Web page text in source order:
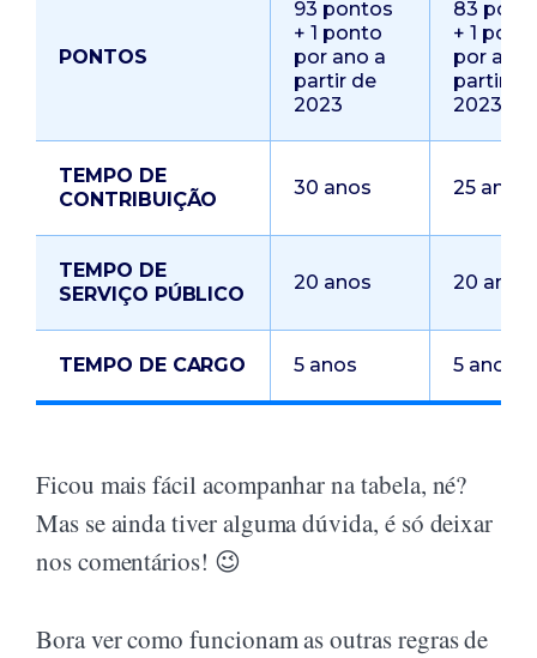
PONTOS
93 pontos
+ 1 ponto
por ano a
partir de
2023
83
+ 1
por ano
partir de
2023
TEMPO DE
CONTRIBUIÇÃO
30 anos 25 anos
TEMPO DE
SERVIÇO PÚBLICO
20 anos 20 anos
TEMPO DE CARGO 5 anos 5 anos
Ficou mais fácil acompanhar na tabela, né?
Mas se ainda tiver alguma dúvida, é só deixar
nos comentários! 😉
Bora ver como funcionam as outras regras de